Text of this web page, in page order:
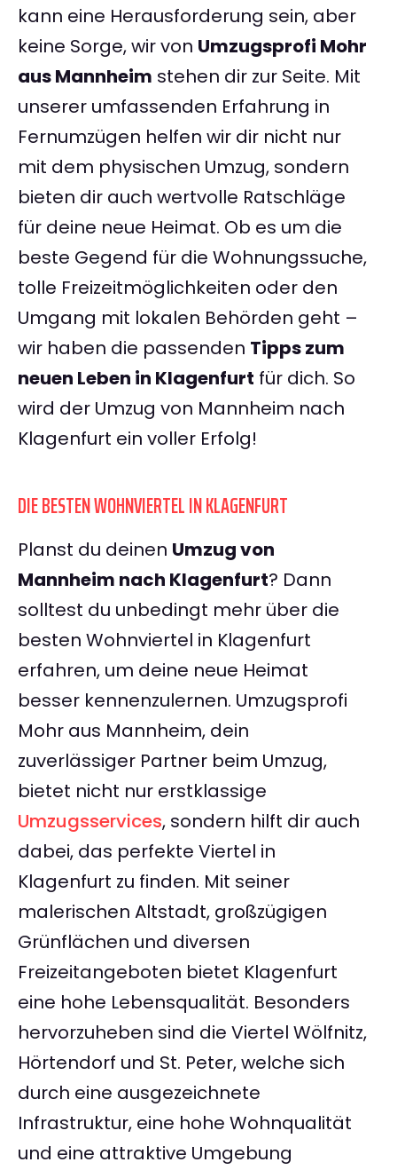
kann eine Herausforderung sein, aber
keine Sorge, wir von Umzugsprofi Mohr
aus Mannheim stehen dir zur Seite. Mit
unserer umfassenden Erfahrung in
Fernumzügen helfen wir dir nicht nur
mit dem physischen Umzug, sondern
bieten dir auch wertvolle Ratschläge
für deine neue Heimat. Ob es um die
beste Gegend für die Wohnungssuche,
tolle Freizeitmöglichkeiten oder den
Umgang mit lokalen Behörden geht –
wir haben die passenden Tipps zum
neuen Leben in Klagenfurt für dich. So
wird der Umzug von Mannheim nach
Klagenfurt ein voller Erfolg!
DIE BESTEN WOHNVIERTEL IN KLAGENFURT
Planst du deinen Umzug von
Mannheim nach Klagenfurt? Dann
solltest du unbedingt mehr über die
besten Wohnviertel in Klagenfurt
erfahren, um deine neue Heimat
besser kennenzulernen. Umzugsprofi
Mohr aus Mannheim, dein
zuverlässiger Partner beim Umzug,
bietet nicht nur erstklassige
Umzugsservices, sondern hilft dir auch
dabei, das perfekte Viertel in
Klagenfurt zu finden. Mit seiner
malerischen Altstadt, großzügigen
Grünflächen und diversen
Freizeitangeboten bietet Klagenfurt
eine hohe Lebensqualität. Besonders
hervorzuheben sind die Viertel Wölfnitz,
Hörtendorf und St. Peter, welche sich
durch eine ausgezeichnete
Infrastruktur, eine hohe Wohnqualität
und eine attraktive Umgebung